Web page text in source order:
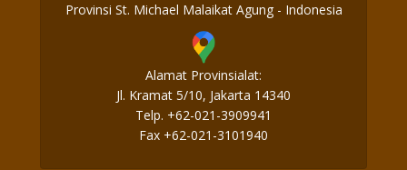
Provinsi St. Michael Malaikat Agung - Indonesia
Alamat Provinsialat:
Jl. Kramat 5/10, Jakarta 14340
Telp. +62-021-3909941
Fax +62-021-3101940